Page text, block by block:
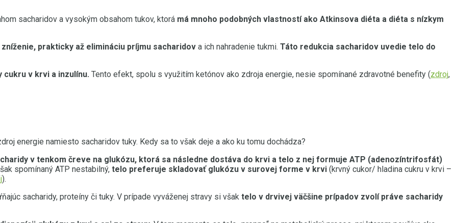
sacharidov a vysokým obsahom tukov, ktorá má mnoho podobných vlastností ako Atkinsova diéta a diéta s nízkym
prakticky až elimináciu príjmu sacharidov a ich nahradenie tukmi. Táto redukcia sacharidov uvedie telo do
cukru v krvi a inzulínu. Tento efekt, spolu s využitím ketónov ako zdroja energie, nesie spomínané zdravotné benefity (zdroj,
energie namiesto sacharidov tuky. Kedy sa to však deje a ako ku tomu dochádza?
v tenkom čreve na glukózu, ktorá sa následne dostáva do krvi a telo z nej formuje ATP (adenozíntrifosfát)
spomínaný ATP nestabilný, telo preferuje skladovať glukózu v surovej forme v krvi (krvný cukor/ hladina cukru v krvi –
).
sacharidy, proteíny či tuky. V prípade vyváženej stravy si však telo v drvivej väčšine prípadov zvolí práve sacharidy